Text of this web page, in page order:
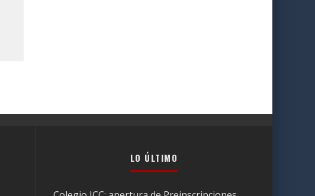
LO ÚLTIMO